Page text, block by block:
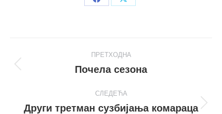
Share
Share
navigation
ПРЕТХОДНА
Претходни
Почела сезона
СЛЕДЕЋА
Следећи
Други третман сузбијања комараца